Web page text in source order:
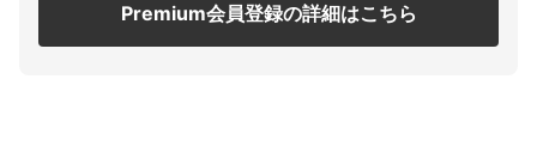
Premium会員登録の詳細はこちら